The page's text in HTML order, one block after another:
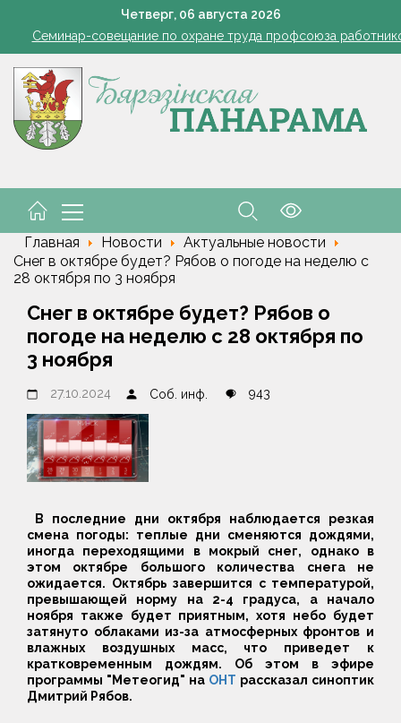
Четверг, 06 августа 2026
расходы на проезд, если у работника нет
Семинар-совещание по охране труда профсоюза
Ребенок провалился в канализационный колодец в
философию отношений с Алжиром и предложил ускорить
расходы на проезд, если у работника нет
Ребенок провалился в канализационный колодец в
Главная Новости
Актуальные новости
Снег в октябре будет? Рябов о погоде на неделю с
28 октября по 3 ноября
Снег в октябре будет? Рябов о
погоде на неделю с 28 октября по
3 ноября
27.10.2024 Соб. инф. 943
В последние дни октября наблюдается резкая
смена погоды: теплые дни сменяются дождями,
иногда переходящими в мокрый снег, однако в
этом октябре большого количества снега не
ожидается. Октябрь завершится с температурой,
превышающей норму на 2-4 градуса, а начало
ноября также будет приятным, хотя небо будет
затянуто облаками из-за атмосферных фронтов и
влажных воздушных масс, что приведет к
кратковременным дождям. Об этом в эфире
программы "Метеогид" на ОНТ рассказал синоптик
Дмитрий Рябов.